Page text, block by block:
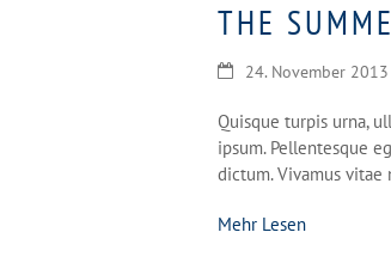
THE
24. November 2013
Quisque turpis urna,
ipsum. Pellentesque
dictum. Vivamus
Mehr Lesen